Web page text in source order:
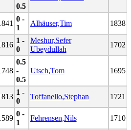
0.5
0 -
1
Alhäuser,Tim 1838
1 -
0
Meshur,Sefer
Ubeydullah
1702
0.5
-
0.5
Utsch,Tom 1695
1 -
0
Toffanello,Stephan 1721
0 -
1
Fehrensen,Nils 1710